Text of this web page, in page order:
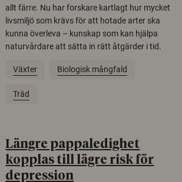
allt färre. Nu har forskare kartlagt hur mycket
livsmiljö som krävs för att hotade arter ska
kunna överleva – kunskap som kan hjälpa
naturvårdare att sätta in rätt åtgärder i tid.
Växter Biologisk mångfald
Träd
Längre pappaledighet
kopplas till lägre risk för
depression